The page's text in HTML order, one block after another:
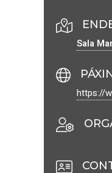
Sala
https://